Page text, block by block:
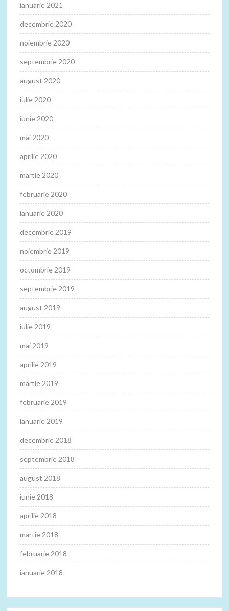
ianuarie 2021
decembrie 2020
noiembrie 2020
septembrie 2020
august 2020
iulie 2020
iunie 2020
mai 2020
aprilie 2020
martie 2020
februarie 2020
ianuarie 2020
decembrie 2019
noiembrie 2019
octombrie 2019
septembrie 2019
august 2019
iulie 2019
mai 2019
aprilie 2019
martie 2019
februarie 2019
ianuarie 2019
decembrie 2018
septembrie 2018
august 2018
iunie 2018
aprilie 2018
martie 2018
februarie 2018
ianuarie 2018